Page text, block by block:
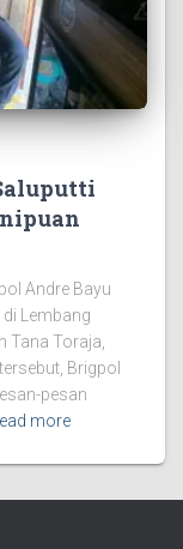
Andre Bayu
Lembang
Tana Toraja,
Brigpol
pesan
more